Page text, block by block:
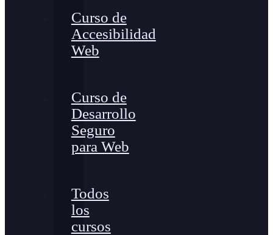
Curso de
Accesibilidad
Web
Curso de
Desarrollo
Seguro
para Web
Todos
los
cursos